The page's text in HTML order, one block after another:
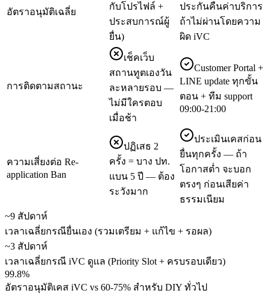
อัตราอนุมัติเฉลี่ย
กับโปรไฟล์ +
ประสบการณ์ผู้
ยื่น)
ประกันคืนค่าบริการ
ถ้าไม่ผ่านโดยความ
ผิด iVC
การติดตามสถานะ
เช็คเว็บ
สถานทูตเองวัน
ละหลายรอบ —
ไม่มีใครตอบ
เมื่อช้า
Customer Portal +
LINE update ทุกขั้น
ตอน + ทีม support
09:00-21:00
ความเสี่ยงต่อ Re-
application Ban
ปฏิเสธ 2
ครั้ง = บาง ปท.
แบน 5 ปี — ต้อง
ระวังมาก
ประเมินเคสก่อน
ยื่นทุกครั้ง — ถ้า
โอกาสต่ำ จะบอก
ตรงๆ ก่อนเสียค่า
ธรรมเนียม
~9 สัปดาห์
เวลาเฉลี่ยกรณียื่นเอง (รวมเตรียม + แก้ไข + รอผล)
~3 สัปดาห์
เวลาเฉลี่ยกรณี iVC ดูแล (Priority Slot + ครบรอบเดียว)
99.8%
อัตราอนุมัติเคส iVC vs 60-75% สำหรับ DIY ทั่วไป